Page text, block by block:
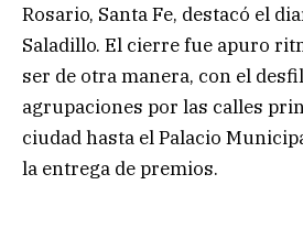
Rosario, Santa Fe, destacó el
Saladillo. El cierre fue apuro
ser de otra manera, con el
agrupaciones por las calles
ciudad hasta el Palacio
la entrega de premios.